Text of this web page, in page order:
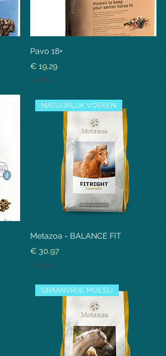
Pavo 18+
Prijs
€ 19,29
incl.Btw
NATUURLIJK VOEREN
Metazoa - BALANCE FIT
Prijs
€ 30,97
incl.Btw
GRAANVRIJE MUESLI